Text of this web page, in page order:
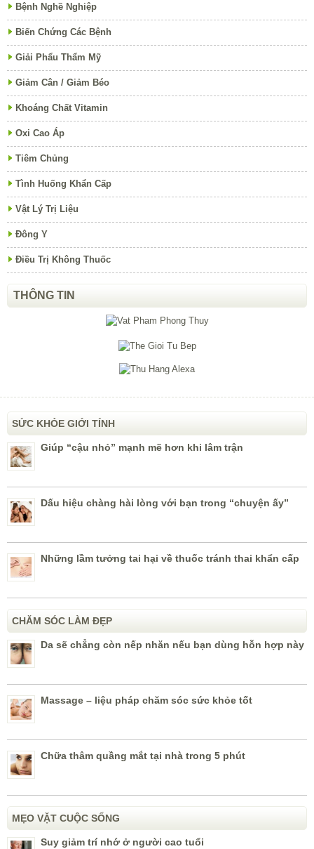
Bệnh Nghề Nghiệp
Biến Chứng Các Bệnh
Giải Phẩu Thẩm Mỹ
Giảm Cân / Giảm Béo
Khoáng Chất Vitamin
Oxi Cao Áp
Tiêm Chủng
Tình Huống Khẩn Cấp
Vật Lý Trị Liệu
Đông Y
Điều Trị Không Thuốc
THÔNG TIN
SỨC KHỎE GIỚI TÍNH
Giúp “cậu nhỏ” mạnh mẽ hơn khi lâm trận
Dấu hiệu chàng hài lòng với bạn trong “chuyện ấy”
Những lầm tưởng tai hại về thuốc tránh thai khẩn cấp
CHĂM SÓC LÀM ĐẸP
Da sẽ chẳng còn nếp nhăn nếu bạn dùng hỗn hợp này
Massage – liệu pháp chăm sóc sức khỏe tốt
Chữa thâm quầng mắt tại nhà trong 5 phút
MẸO VẶT CUỘC SỐNG
Suy giảm trí nhớ ở người cao tuổi